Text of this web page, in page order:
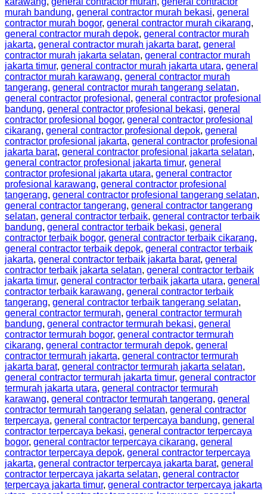
murah bandung, general contractor murah bekasi, general
contractor murah bogor, general contractor murah cikarang,
general contractor murah depok, general contractor murah
jakarta, general contractor murah jakarta barat, general
contractor murah jakarta selatan, general contractor murah
jakarta timur, general contractor murah jakarta utara, general
contractor murah karawang, general contractor murah
tangerang, general contractor murah tangerang selatan,
general contractor profesional , general contractor profesional
bandung, general contractor profesional bekasi, general
contractor profesional bogor, general contractor profesional
cikarang, general contractor profesional depok, general
contractor profesional jakarta, general contractor profesional
jakarta barat, general contractor profesional jakarta selatan,
general contractor profesional jakarta timur, general
contractor profesional jakarta utara, general contractor
profesional karawang, general contractor profesional
tangerang, general contractor profesional tangerang selatan,
general contractor tangerang, general contractor tangerang
selatan, general contractor terbaik, general contractor terbaik
bandung, general contractor terbaik bekasi, general
contractor terbaik bogor, general contractor terbaik cikarang,
general contractor terbaik depok, general contractor terbaik
jakarta, general contractor terbaik jakarta barat, general
contractor terbaik jakarta selatan, general contractor terbaik
jakarta timur, general contractor terbaik jakarta utara, general
contractor terbaik karawang, general contractor terbaik
tangerang, general contractor terbaik tangerang selatan,
general contractor termurah, general contractor termurah
bandung, general contractor termurah bekasi, general
contractor termurah bogor, general contractor termurah
cikarang, general contractor termurah depok, general
contractor termurah jakarta, general contractor termurah
jakarta barat, general contractor termurah jakarta selatan,
general contractor termurah jakarta timur, general contractor
termurah jakarta utara, general contractor termurah
karawang, general contractor termurah tangerang, general
contractor termurah tangerang selatan, general contractor
terpercaya, general contractor terpercaya bandung, general
contractor terpercaya bekasi, general contractor terpercaya
bogor, general contractor terpercaya cikarang, general
contractor terpercaya depok, general contractor terpercaya
jakarta, general contractor terpercaya jakarta barat, general
contractor terpercaya jakarta selatan, general contractor
terpercaya jakarta timur, general contractor terpercaya jakarta